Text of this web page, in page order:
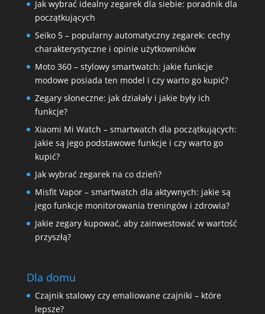
Jak wybrać idealny zegarek dla siebie: poradnik dla
początkujących
Seiko 5 – popularny automatyczny zegarek: cechy
charakterystyczne i opinie użytkowników
Moto 360 – stylowy smartwatch: jakie funkcje
modowe posiada ten model i czy warto go kupić?
Zegary słoneczne: jak działały i jakie były ich
funkcje?
Xiaomi Mi Watch – smartwatch dla początkujących:
jakie są jego podstawowe funkcje i czy warto go
kupić?
Jak wybrać zegarek na co dzień?
Misfit Vapor – smartwatch dla aktywnych: jakie są
jego funkcje monitorowania treningów i zdrowia?
Jakie zegary kupować, aby zainwestować w wartość
przyszłą?
Dla domu
Czajnik stalowy czy emaliowane czajniki – które
lepsze?